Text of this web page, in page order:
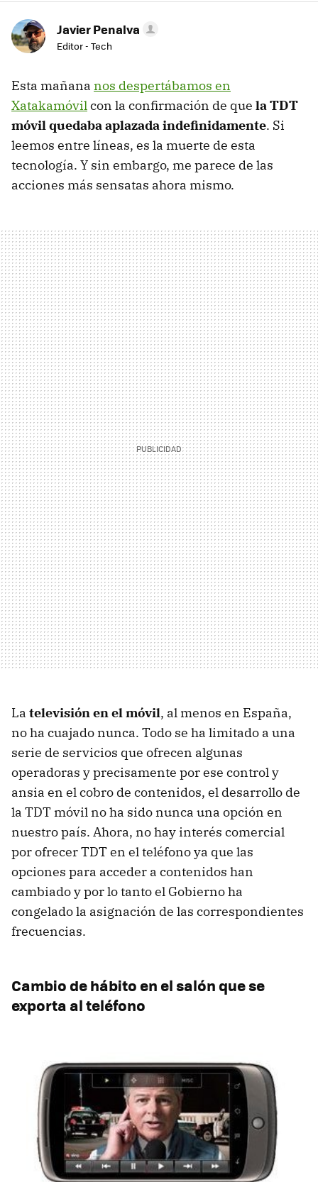
Javier Penalva
Editor - Tech
Esta mañana nos despertábamos en
Xatakamóvilcon la confirmación de que laTDT
móvil quedaba aplazada indefinidamente. Si
leemos entre líneas, es la muerte de esta
tecnología. Y sin embargo, me parece de las
acciones más sensatas ahora mismo.
La televisión en el móvil, al menos en España,
no ha cuajado nunca. Todo se ha limitado a una
serie de servicios que ofrecen algunas
operadoras y precisamente por ese control y
ansia en el cobro de contenidos, el desarrollo de
la TDT móvil no ha sido nunca una opción en
nuestro país. Ahora, no hay interés comercial
por ofrecerTDTen el teléfono ya que las
opciones para acceder a contenidos han
cambiado y por lo tanto el Gobierno ha
congelado la asignación de las correspondientes
frecuencias.
Cambio de hábito en el salón que se
exporta al teléfono